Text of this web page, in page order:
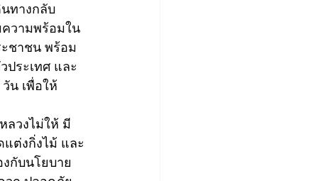
ทางกลับ
ความพร้อมใน
ชาชน พร้อม
ประเทศ และ
น เพื่อให้
ลวงไม่ให้ มี
ต่งกิ่งไม้ และ
กับนโยบาย